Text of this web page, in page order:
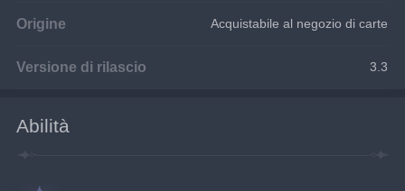
Origine Acquistabile al negozio di carte
Versione di rilascio 3.3
Abilità